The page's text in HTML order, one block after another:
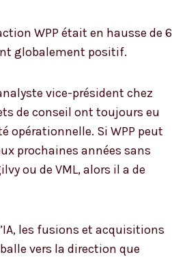
WPP était en hausse de 6
globalement positif.
vice-président chez
de conseil ont toujours eu
opérationnelle. Si WPP peut
prochaines années sans
ou de VML, alors il a de
les fusions et acquisitions
vers la direction que